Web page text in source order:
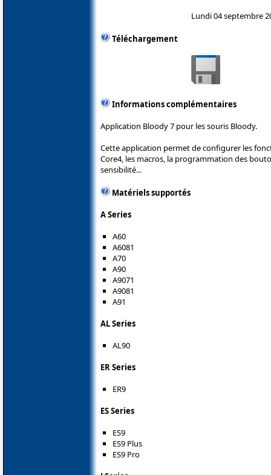
Lundi 04 septembre
Téléchargement
Informations complémentaires
Application Bloody 7 pour les souris Bloody.
Cette application permet de configurer les
Core4, les macros, la programmation des
sensibilité...
Matériels supportés
A Series
A60
A6081
A70
A90
A9071
A9081
A91
AL Series
AL90
ER Series
ER9
ES Series
ES9
ES9 Plus
ES9 Pro